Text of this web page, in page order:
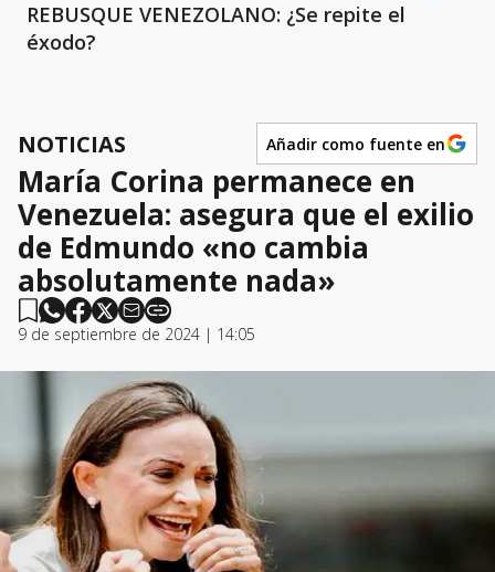
REBUSQUE VENEZOLANO: ¿Se repite el
éxodo?
NOTICIAS Añadir como fuente en
María Corina permanece en
Venezuela: asegura que el exilio
de Edmundo «no cambia
absolutamente nada»
9 de septiembre de 2024 | 14:05